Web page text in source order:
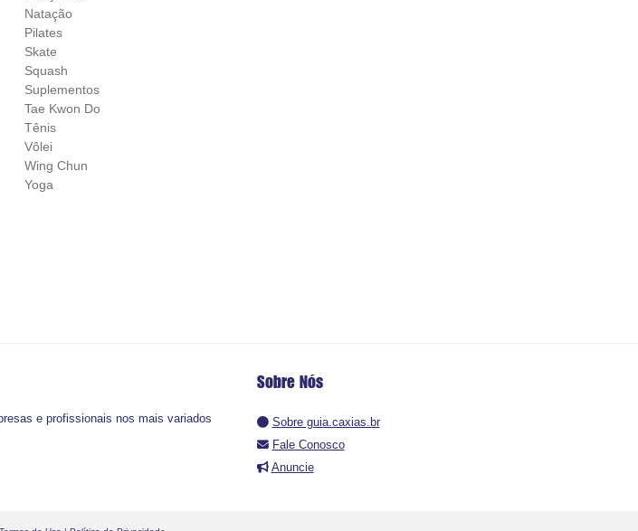
Natação
Pilates
Skate
Squash
Suplementos
Tae Kwon Do
Tênis
Vôlei
Wing Chun
Yoga
e profissionais nos mais variados
Sobre Nós
Sobre guia.caxias.br
Fale Conosco
Anuncie